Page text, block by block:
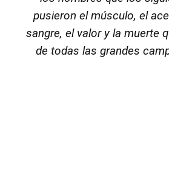
pusieron el músculo, el
sangre, el valor y la muerte
de todas las grandes